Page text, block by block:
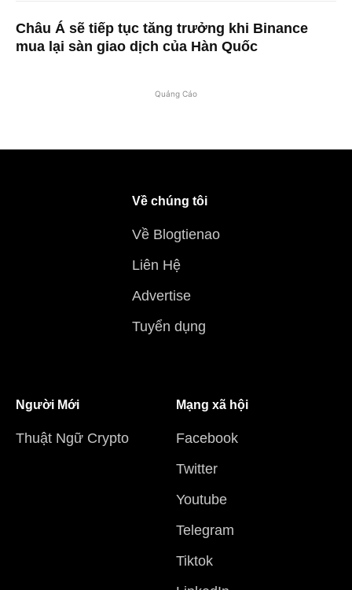
Châu Á sẽ tiếp tục tăng trưởng khi Binance
mua lại sàn giao dịch của Hàn Quốc
Quảng Cáo
Về chúng tôi
Về Blogtienao
Liên Hệ
Advertise
Tuyển dụng
Người Mới
Thuật Ngữ Crypto
Mạng xã hội
Facebook
Twitter
Youtube
Telegram
Tiktok